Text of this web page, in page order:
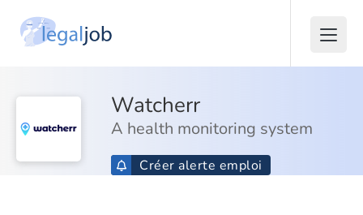
Watcherr
A health monitoring system
Créer alerte emploi